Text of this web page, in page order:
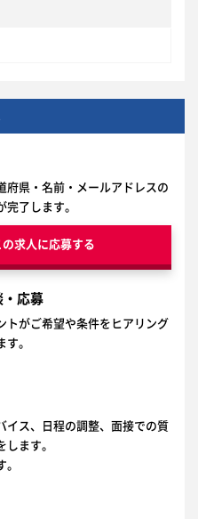
府県・名前・メールアドレスの
了します。
の求人に応募する
・応募
トがご希望や条件をヒアリング
。
イス、日程の調整、面接での質
ます。